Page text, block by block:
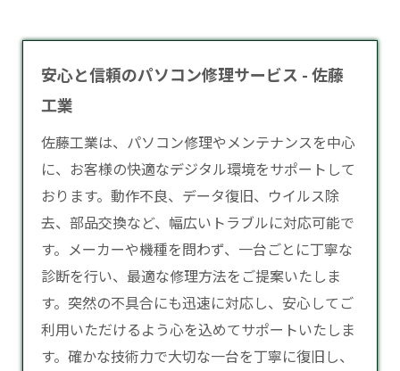
安心と信頼のパソコン修理サービス - 佐藤
工業
佐藤工業は、 パソコン修理やメンテナンスを中心
に、お客様の快適なデジタル環境をサポートして
おります。動作不良、データ復旧、ウイルス除
去、部品交換など、幅広いトラブルに対応可能で
す。メーカーや機種を問わず、一台ごとに丁寧な
診断を行い、最適な修理方法をご提案いたしま
す。突然の不具合にも迅速に対応し、安心してご
利用いただけるよう心を込めてサポートいたしま
す。確かな技術力で大切な一台を丁寧に復旧し、